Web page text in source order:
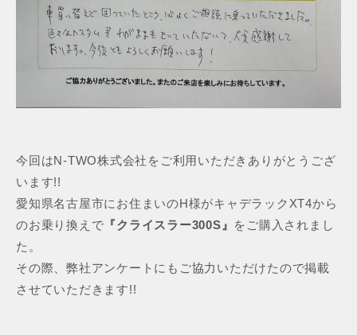
今回はN-TWO株式会社をご利用いただきありがとうござ
います!!
愛知県名古屋市にお住まいのH様がキャデラックXT4から
のお乗り換えで 『クライスラー300S』 をご購入されまし
た。
その際、弊社アンケートにもご協力いただけたので掲載
させていただきます!!